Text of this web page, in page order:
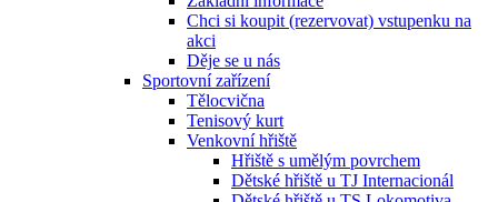
Chci si koupit (rezervovat) vstupenku na
akci
Děje se u nás
Sportovní zařízení
Tělocvična
Tenisový kurt
Venkovní hřiště
Hřiště s umělým povrchem
Dětské hřiště u TJ Internacionál